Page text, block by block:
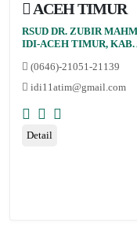
ACEH TIMUR
RSUD DR. ZUBIR
IDI-ACEH TIMUR,
(0646)-21051-21139
idi11atim@gmail.com
Detail